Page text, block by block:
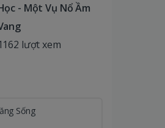
- Một Vụ Nổ Ầm
lượt xem
Sống